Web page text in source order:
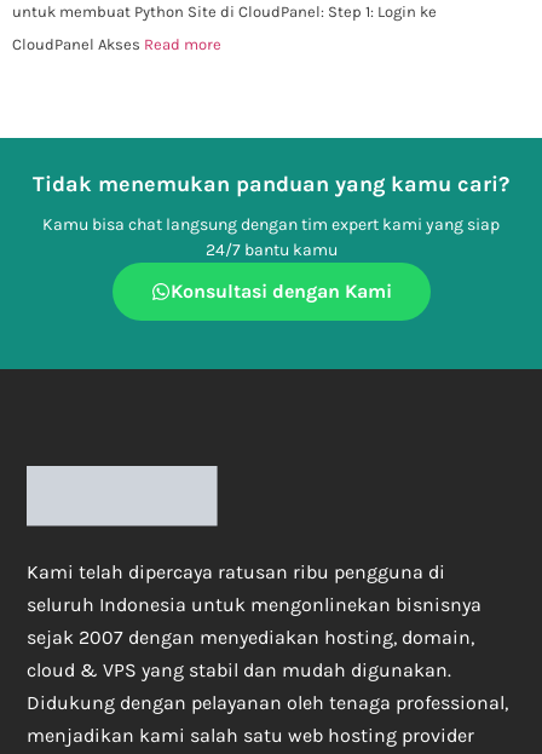
untuk membuat Python Site di CloudPanel: Step 1: Login ke
CloudPanel Akses Read more
Tidak menemukan panduan yang kamu cari?
Kamu bisa chat langsung dengan tim expert kami yang siap
24/7 bantu kamu
Konsultasi dengan Kami
Kami telah dipercaya ratusan ribu pengguna di
seluruh Indonesia untuk mengonlinekan bisnisnya
sejak 2007 dengan menyediakan hosting, domain,
cloud & VPS yang stabil dan mudah digunakan.
Didukung dengan pelayanan oleh tenaga professional,
menjadikan kami salah satu web hosting provider